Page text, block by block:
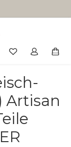
Artisan